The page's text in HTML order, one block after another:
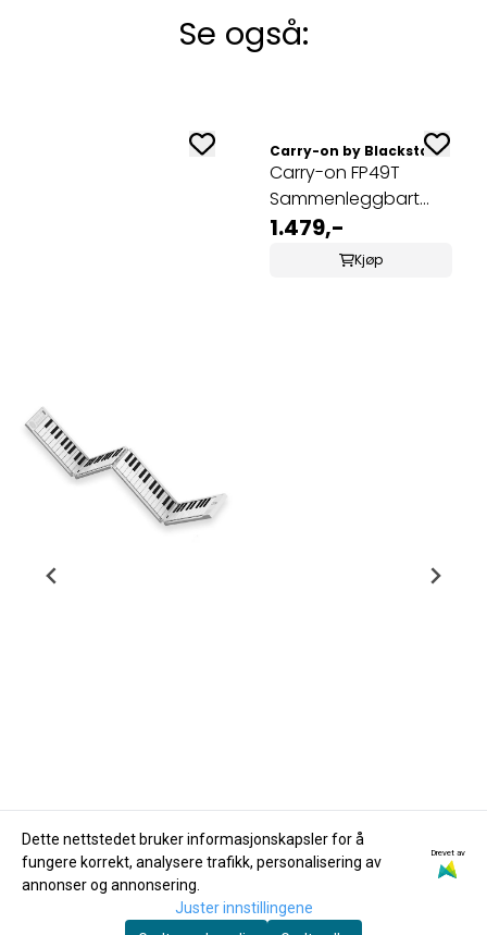
Se også:
Carry-on by Blackstar
Carry-on FP88T
Sammenleggbart
Carry-on by Blackstar
Sammenleggbart
Dette nettstedet bruker informasjonskapsler for å
fungere korrekt, analysere trafikk, personalisering av
annonser og annonsering.
Drevet av
Juster innstillingene